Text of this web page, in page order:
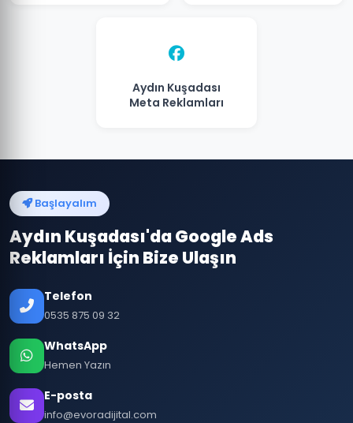
Aydın Kuşadası
Meta Reklamları
Başlayalım
Aydın Kuşadası'da Google Ads
Reklamları İçin Bize Ulaşın
Telefon
0535 875 09 32
WhatsApp
Hemen Yazın
E-posta
info@evoradijital.com